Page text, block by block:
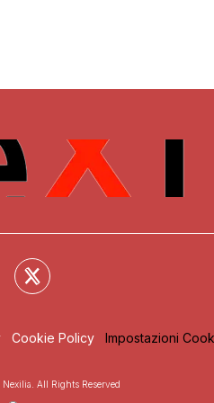
Cookie Policy Impostazioni
All Rights Reserved